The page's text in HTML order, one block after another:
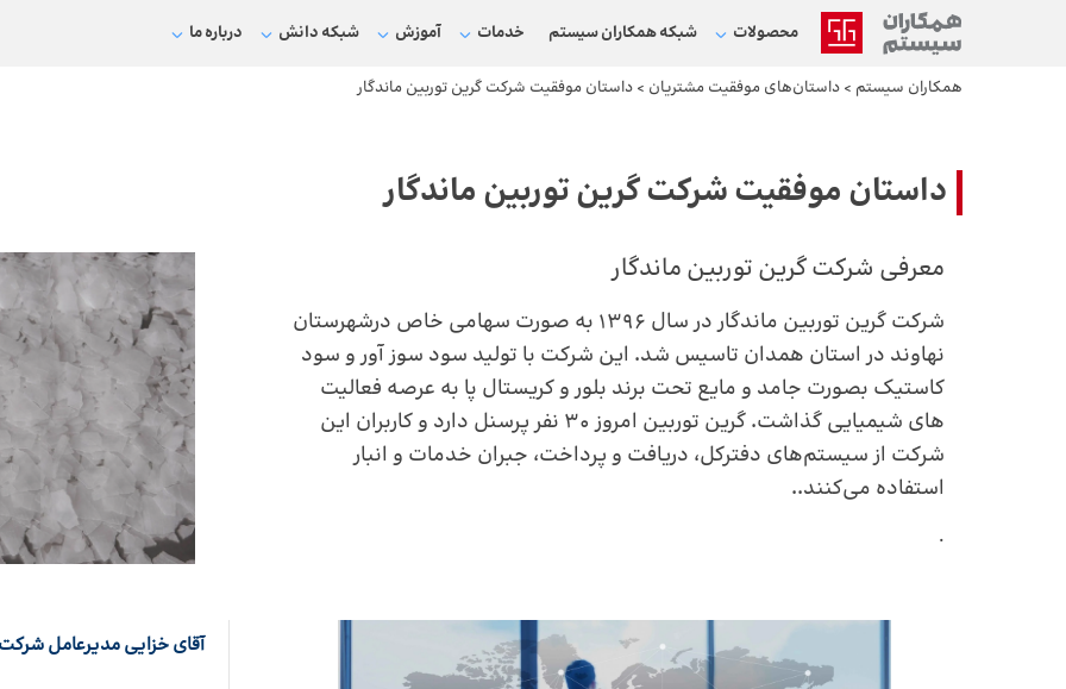
محصولات شبکه‌ همکاران سیستم خدمات آموزش شبکه دانش درباره ما
همکاران سیستم > داستان‌های موفقیت مشتریان > داستان موفقیت شرکت گرین توربین ماندگار
داستان موفقیت شرکت گرین توربین ماندگار
معرفی شرکت گرین توربین ماندگار
شرکت گرین توربین ماندگار در سال 1396 به صورت سهامی خاص درشهرستان
نهاوند در استان همدان تاسیس شد. این شرکت با تولید سود سوز آور و سود
کاستیک بصورت جامد و مایع تحت برند بلور و کریستال پا به عرصه فعالیت
های شیمیایی گذاشت. گرین توربین امروز 30 نفر پرسنل دارد و کاربران این
شرکت از سیستم‌های دفترکل، دریافت و پرداخت، جبران خدمات و انبار
استفاده می‌کنند..
.
آقای خزایی مدیرعامل شرکت